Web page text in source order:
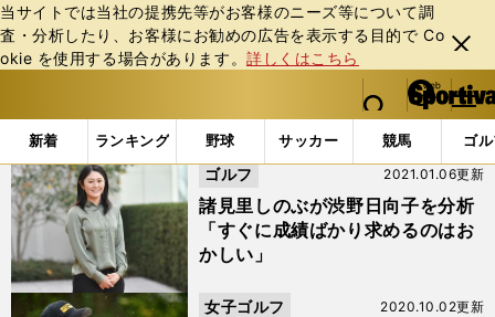
当サイトでは当社の提携先等がお客様のニーズ等について調
査・分析したり、お客様にお勧めの広告を表⽰する⽬的で Co
okie を使⽤する場合があります。詳しくはこちら
閉じ
る
web Sportiva (webスポルティーバ)
検索
マイペ
ー
ジ
メニュ
新着 ランキング 野球 サッカー 競馬 ゴ
b
ス
ポ
ル
テ
ィ
ー
バ
「#永峰咲希」の最新ニュース・ 情報
諸見里しのぶが渋野日向子を分析
「すぐに成績ばかり求めるのはお
かしい」
2021.01.06更新
ゴルフ
2020.10.02更新
女子ゴルフ